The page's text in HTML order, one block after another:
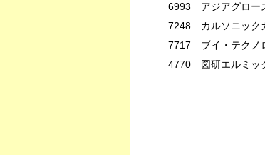
6993 アジアグロー
7248 カルソニック
7717 ブイ・テクノ
4770 図研エルミッ